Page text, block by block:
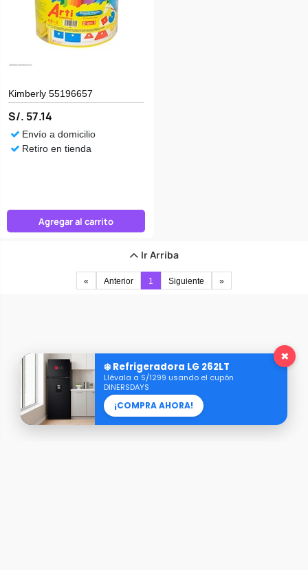
Kimberly 55196657
S/. 57.14
Envío a domicilio
Retiro en tienda
Agregar al carrito
Ir Arriba
« Anterior 1 Siguiente »
×
❄️ Refrigeradora LG 262LT
Llévala a S/1299 usando el cupón
DINERSDAYS
¡COMPRA AHORA!